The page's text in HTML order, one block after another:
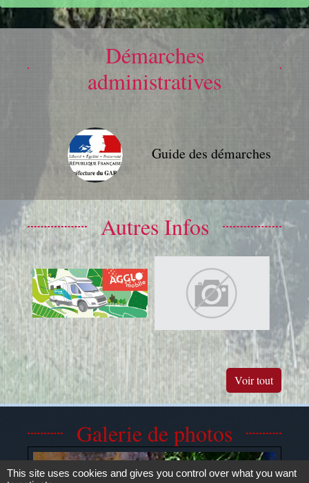
Démarches
administratives
Guide des démarches
Autres Infos
Voir tout
Galerie de photos
This site uses cookies and gives you control over what you want